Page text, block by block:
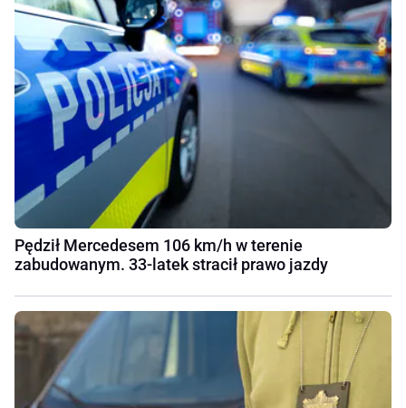
Pędził Mercedesem 106 km/h w terenie
zabudowanym. 33-latek stracił prawo jazdy